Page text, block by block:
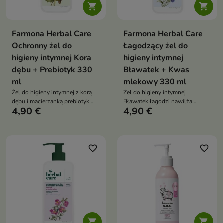

Farmona Herbal Care
Ochronny żel do
higieny intymnej Kora
dębu + Prebiotyk 330
ml
Żel do higieny intymnej z korą
dębu i macierzanką prebiotyk
alantoina łagodzi odświeża
4,90 €

Farmona Herbal Care
Łagodzący żel do
higieny intymnej
Bławatek + Kwas
mlekowy 330 ml
Żel do higieny intymnej
Bławatek łagodzi nawilża
wspiera prawidłowe pH
4,90 €
favorite_border favorite_border